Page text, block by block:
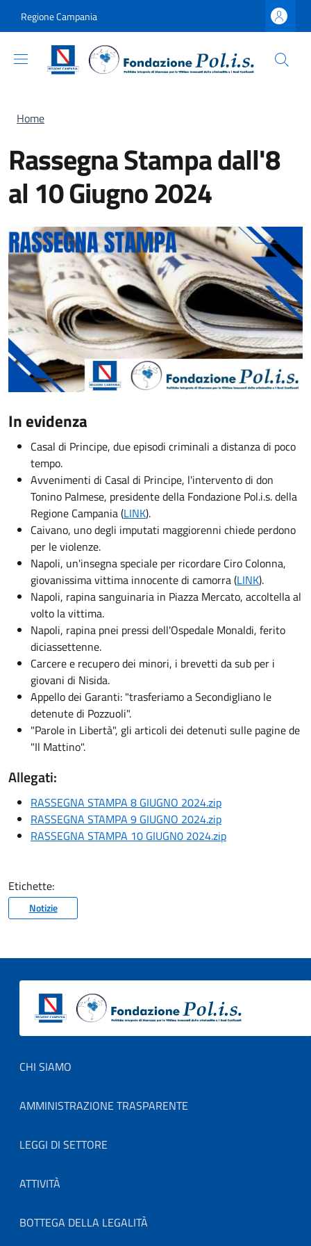
Regione Campania
Briciole di pane
Home
Rassegna Stampa dall'8
al 10 Giugno 2024
In evidenza
Casal di Principe, due episodi criminali a distanza di poco
tempo.
Avvenimenti di Casal di Principe, l'intervento di don
Tonino Palmese, presidente della Fondazione Pol.i.s. della
Regione Campania (LINK).
Caivano, uno degli imputati maggiorenni chiede perdono
per le violenze.
Napoli, un'insegna speciale per ricordare Ciro Colonna,
giovanissima vittima innocente di camorra (LINK).
Napoli, rapina sanguinaria in Piazza Mercato, accoltella al
volto la vittima.
Napoli, rapina pnei pressi dell'Ospedale Monaldi, ferito
diciassettenne.
Carcere e recupero dei minori, i brevetti da sub per i
giovani di Nisida.
Appello dei Garanti: "trasferiamo a Secondigliano le
detenute di Pozzuoli".
"Parole in Libertà", gli articoli dei detenuti sulle pagine de
"Il Mattino".
Allegati:
RASSEGNA STAMPA 8 GIUGNO 2024.zip
RASSEGNA STAMPA 9 GIUGNO 2024.zip
RASSEGNA STAMPA 10 GIUGN0 2024.zip
Etichette:
Notizie
Footer menu
CHI SIAMO
AMMINISTRAZIONE TRASPARENTE
LEGGI DI SETTORE
ATTIVITÀ
BOTTEGA DELLA LEGALITÀ